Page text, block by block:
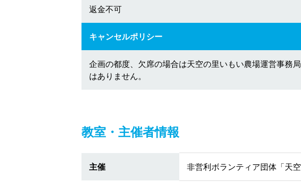
返金不可
キャンセルポリシー
企画の都度、欠席の場合は天空の里いもい農場運営事務
はありません。
教室・主催者情報
主催 非営利ボランティア団体「天